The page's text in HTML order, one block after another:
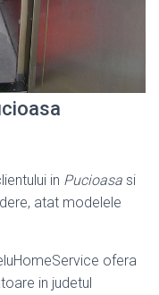
in Pucioasa si
atat modelele
ofera
in judetul